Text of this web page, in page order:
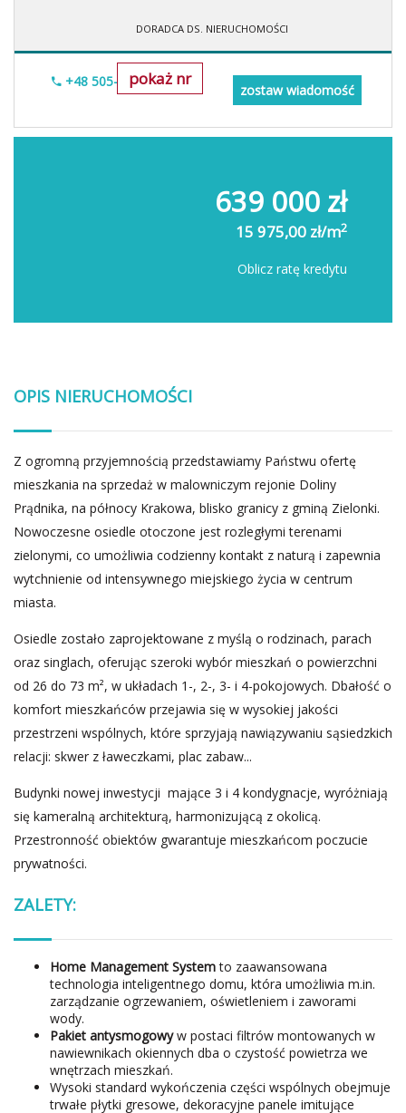
DORADCA DS. NIERUCHOMOŚCI
pokaż nr
+48 505-236-943
zostaw wiadomość
639 000 zł
15 975,00 zł/m2
Oblicz ratę kredytu
OPIS NIERUCHOMOŚCI
Z ogromną przyjemnością przedstawiamy Państwu ofertę
mieszkania na sprzedaż w malowniczym rejonie Doliny
Prądnika, na północy Krakowa, blisko granicy z gminą Zielonki.
Nowoczesne osiedle otoczone jest rozległymi terenami
zielonymi, co umożliwia codzienny kontakt z naturą i zapewnia
wytchnienie od intensywnego miejskiego życia w centrum
miasta.
Osiedle zostało zaprojektowane z myślą o rodzinach, parach
oraz singlach, oferując szeroki wybór mieszkań o powierzchni
od 26 do 73 m², w układach 1-, 2-, 3- i 4-pokojowych. Dbałość o
komfort mieszkańców przejawia się w wysokiej jakości
przestrzeni wspólnych, które sprzyjają nawiązywaniu sąsiedzkich
relacji: skwer z ławeczkami, plac zabaw...
Budynki nowej inwestycji mające 3 i 4 kondygnacje, wyróżniają
się kameralną architekturą, harmonizującą z okolicą.
Przestronność obiektów gwarantuje mieszkańcom poczucie
prywatności.
ZALETY:
Home Management Systemto zaawansowana
technologia inteligentnego domu, która umożliwia m.in.
zarządzanie ogrzewaniem, oświetleniem i zaworami
wody.
Pakiet antysmogowyw postaci filtrów montowanych w
nawiewnikach okiennych dba o czystość powietrza we
wnętrzach mieszkań.
Wysoki standard wykończenia części wspólnych obejmuje
trwałe płytki gresowe, dekoracyjne panele imitujące